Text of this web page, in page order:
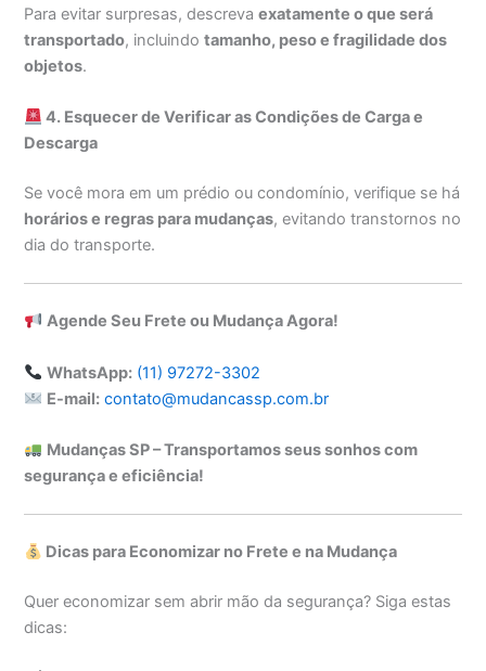
Para evitar surpresas, descrevaexatamente o que será
transportado, incluindotamanho, peso e fragilidade dos
objetos.
4. Esquecer de Verificar as Condições de Carga e
Descarga
Se você mora em um prédio ou condomínio, verifique se há
horários e regras para mudanças, evitando transtornos no
dia do transporte.
Agende Seu Frete ou Mudança Agora!
WhatsApp: (11) 97272-3302
E-mail: contato@mudancassp.com.br
Mudanças SP – Transportamos seus sonhos com
segurança e eficiência!
Dicas para Economizar no Frete e na Mudança
Quer economizar sem abrir mão da segurança? Siga estas
dicas: